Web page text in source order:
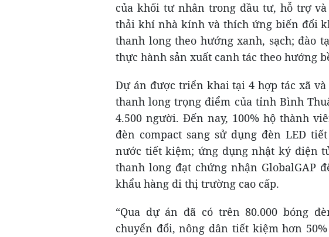
của khối tư nhân trong đầu tư, hỗ trợ
thải khí nhà kính và thích ứng biến đổi
thanh long theo hướng xanh, sạch; đào
thực hành sản xuất canh tác theo hướng
Dự án được triển khai tại 4 hợp tác xã
thanh long trọng điểm của tỉnh Bình
4.500 người. Đến nay, 100% hộ thành
đèn compact sang sử dụng đèn LED
nước tiết kiệm; ứng dụng nhật ký điện
thanh long đạt chứng nhận GlobalGAP
khẩu hàng đi thị trường cao cấp.
“Qua dự án đã có trên 80.000 bóng
chuyển đổi, nông dân tiết kiệm hơn